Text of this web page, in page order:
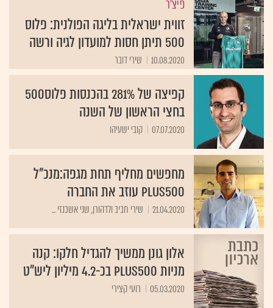
פיצ'ר
זווית ישראלית בליגה הפולנית: פלוס
500 תיתן חסות למועדון לגיה ורשה
10.08.2020 שירי דובר
קפיצה של 281% בהכנסות פלוס500
בחצי הראשון של השנה
07.07.2020 קובי ישעיהו
מחפשים מחליף תחת מגפה:מנכ"ל
Plus500 עוזב את החברה
21.04.2020 שירי חביב ולדהורן, שני אשכנזי ...
אלון גונן ממשיך להגדיל חלקו: קנה
מניות Plus500 בכ-4.2 מיליון ליש"ט
05.03.2020 רועי קצירי